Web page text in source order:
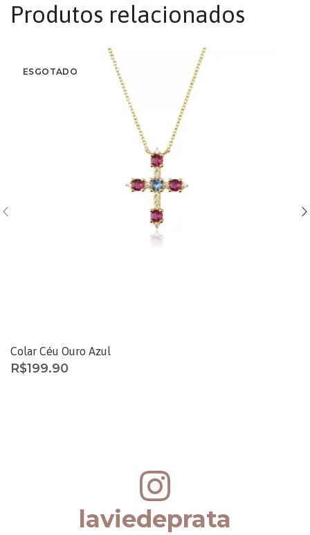
Produtos relacionados
ESGOTADO
Colar Céu Ouro Azul
R$199.90
laviedeprata